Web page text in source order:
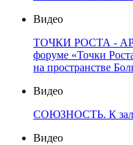
Видео
ТОЧКИ РОСТА -
форуме «Точки
на пространстве
Видео
СОЮЗНОСТЬ. К
Видео